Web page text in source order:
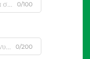
0/100
0/200